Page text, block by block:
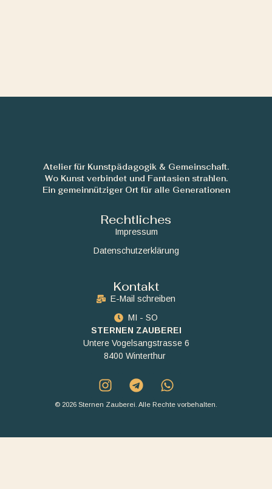
Atelier für Kunstpädagogik & Gemeinschaft.
Wo Kunst verbindet und Fantasien strahlen.
Ein gemeinnütziger Ort für alle Generationen
Rechtliches
Impressum
Datenschutzerklärung
Kontakt
E-Mail schreiben
MI - SO
STERNEN ZAUBEREI
Untere Vogelsangstrasse 6
8400 Winterthur
© 2026 Sternen Zauberei. Alle Rechte vorbehalten.